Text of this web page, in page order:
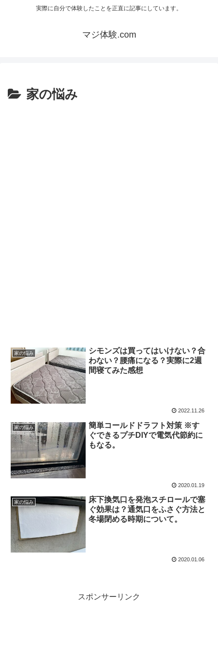
実際に自分で体験したことを正直に記事にしています。
マジ体験.com
家の悩み
家の悩み
シモンズは買ってはいけない？合
わない？腰痛になる？実際に2週
間寝てみた感想
2022.11.26
家の悩み
簡単コールドドラフト対策 ※す
ぐできるプチDIYで電気代節約に
もなる。
2020.01.19
家の悩み
床下換気口を発泡スチロールで塞
ぐ効果は？通気口をふさぐ方法と
冬場閉める時期について。
2020.01.06
スポンサーリンク